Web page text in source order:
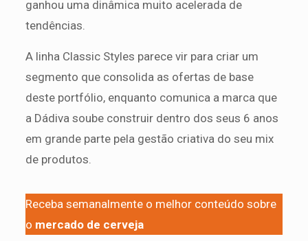
ganhou uma dinâmica muito acelerada de
tendências.
A linha Classic Styles parece vir para criar um
segmento que consolida as ofertas de base
deste portfólio, enquanto comunica a marca que
a Dádiva soube construir dentro dos seus 6 anos
em grande parte pela gestão criativa do seu mix
de produtos.
Receba semanalmente o melhor conteúdo sobre
o mercado de cerveja